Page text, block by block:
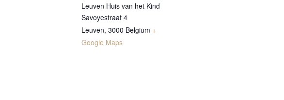
Leuven Huis van het Kind
Savoyestraat 4
Leuven, 3000 Belgium +
Google Maps